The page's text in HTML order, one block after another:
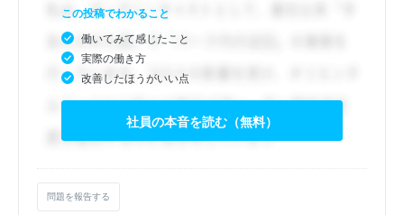
この投稿でわかること
働いてみて感じたこと
実際の働き方
改善したほうがいい点
社員の本音を読む（無料）
問題を報告する